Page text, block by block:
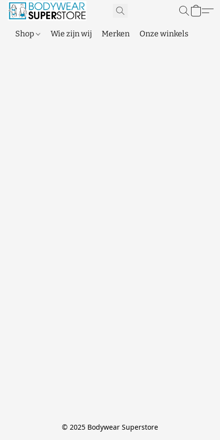
Shop Wie zijn wij Merken Onze winkels
© 2025 Bodywear Superstore